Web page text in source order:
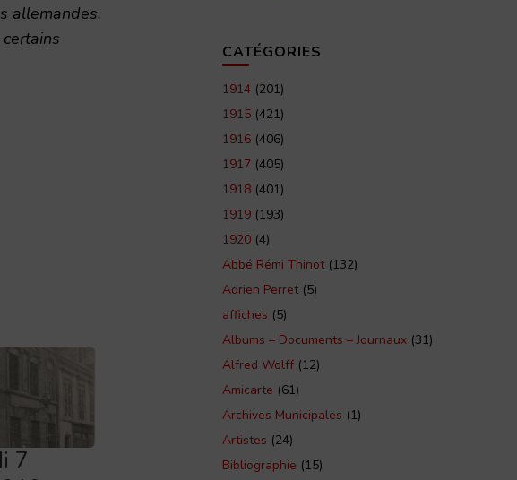
allemandes.
7
CATÉGORIES
1914 (201)
1915 (421)
1916 (406)
1917 (405)
1918 (401)
1919 (193)
1920 (4)
Abbé Rémi Thinot(132)
Adrien Perret(5)
affiches (5)
Albums – Documents – Journaux (31)
Alfred Wolff (12)
Amicarte (61)
Archives Municipales (1)
Artistes (24)
Bibliographie (15)